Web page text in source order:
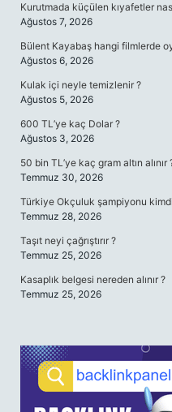
Kurutmada küçülen kıyafetler
Ağustos 7, 2026
Bülent Kayabaş hangi filmlerde
Ağustos 6, 2026
Kulak içi neyle temizlenir ?
Ağustos 5, 2026
600 TL’ye kaç Dolar ?
Ağustos 3, 2026
50 bin TL’ye kaç gram altın alınır
Temmuz 30, 2026
Türkiye Okçuluk şampiyonu
Temmuz 28, 2026
Taşıt neyi çağrıştırır ?
Temmuz 25, 2026
Kasaplık belgesi nereden alınır ?
Temmuz 25, 2026